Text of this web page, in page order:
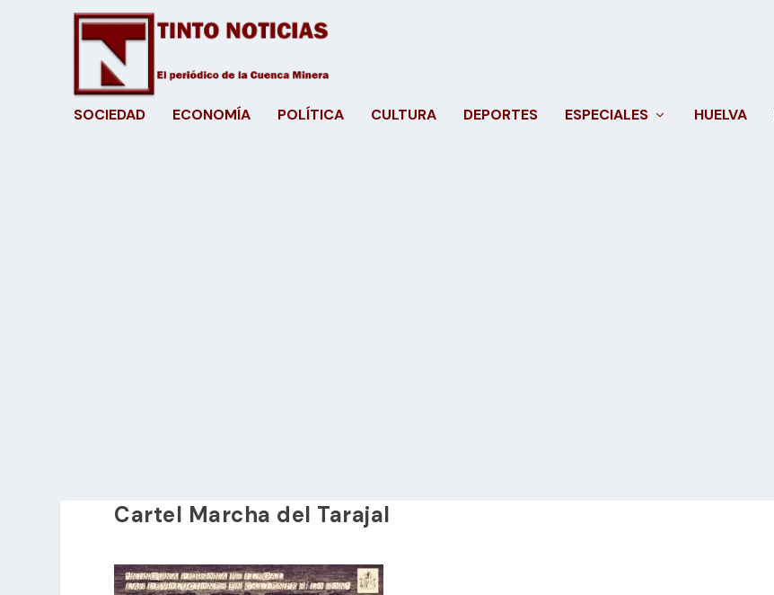
SOCIEDAD ECONOMÍA POLÍTICA CULTURA DEPORTES ESPECIALES HUELVA
Cartel Marcha del Tarajal